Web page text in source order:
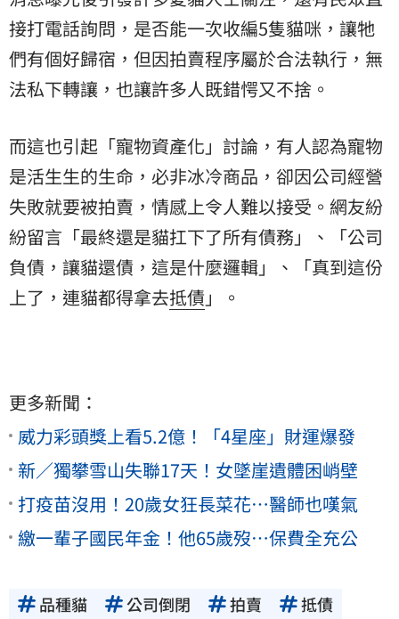
接打電話詢問，是否能一次收編5隻貓咪，讓牠
們有個好歸宿，但因拍賣程序屬於合法執行，無
法私下轉讓，也讓許多人既錯愕又不捨。
而這也引起「寵物資產化」討論，有人認為寵物
是活生生的生命，必非冰冷商品，卻因公司經營
失敗就要被拍賣，情感上令人難以接受。網友紛
紛留言「最終還是貓扛下了所有債務」、「公司
負債，讓貓還債，這是什麼邏輯」、「真到這份
上了，連貓都得拿去抵債 」。
更多新聞：
威力彩頭獎上看5.2億！「4星座」財運爆發
新／獨攀雪山失聯17天！女墜崖遺體困峭壁
打疫苗沒用！20歲女狂長菜花…醫師也嘆氣
繳一輩子國民年金！他65歲歿…保費全充公
品種貓 公司倒閉 拍賣
抵債